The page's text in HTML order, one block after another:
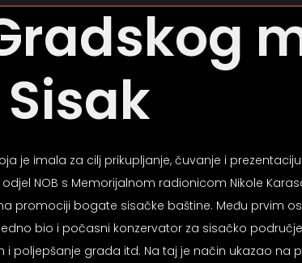
Sisak
je imala za cilj prikupljanje, čuvanje i
NOB s Memorijalnom radionicom Nikole
promociji bogate sisačke baštine. Među prvim
bio i počasni konzervator za sisačko
poljepšanje grada itd. Na taj je način ukazao